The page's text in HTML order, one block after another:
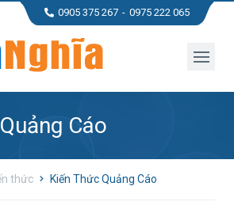
0905 375 267 0975 222 065
Cáo
thức Kiến Thức Quảng Cáo